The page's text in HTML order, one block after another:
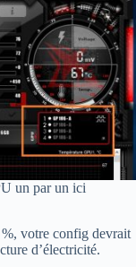
un par un ici
votre config devrait
d’électricité.